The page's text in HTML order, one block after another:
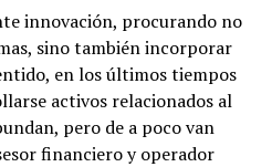
innovación, procurando no
sino también incorporar
en los últimos tiempos
activos relacionados al
pero de a poco van
financiero y operador